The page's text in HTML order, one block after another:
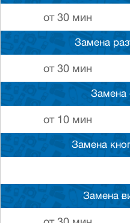
от 30 мин
Замена
от 30 мин
Замена
от 10 мин
Замена
Замена